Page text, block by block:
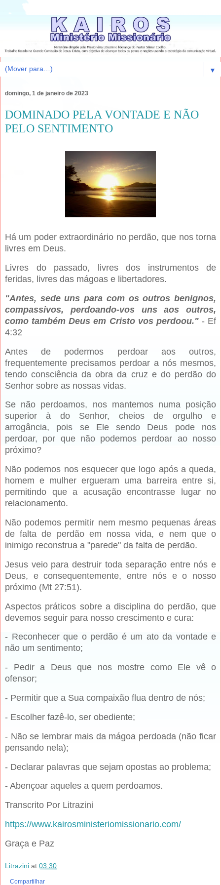
▼
domingo, 1 de janeiro de 2023
DOMINADO PELA VONTADE E NÃO
PELO SENTIMENTO
Há um poder extraordinário no perdão, que nos torna
livres em Deus.
Livres do passado, livres dos instrumentos de
feridas, livres das mágoas e libertadores.
"Antes, sede uns para com os outros benignos,
compassivos, perdoando-vos uns aos outros,
como também Deus em Cristo vos perdoou."- Ef
4:32
Antes de podermos perdoar aos outros,
frequentemente precisamos perdoar a nós mesmos,
tendo consciência da obra da cruz e do perdão do
Senhor sobre as nossas vidas.
Se não perdoamos, nos mantemos numa posição
superior à do Senhor, cheios de orgulho e
arrogância, pois se Ele sendo Deus pode nos
perdoar, por que não podemos perdoar ao nosso
próximo?
Não podemos nos esquecer que logo após a queda,
homem e mulher ergueram uma barreira entre si,
permitindo que a acusação encontrasse lugar no
relacionamento.
Não podemos permitir nem mesmo pequenas áreas
de falta de perdão em nossa vida, e nem que o
inimigo reconstrua a "parede" da falta de perdão.
Jesus veio para destruir toda separação entre nós e
Deus, e consequentemente, entre nós e o nosso
próximo (Mt 27:51).
Aspectos práticos sobre a disciplina do perdão, que
devemos seguir para nosso crescimento e cura:
- Reconhecer que o perdão é um ato da vontade e
não um sentimento;
- Pedir a Deus que nos mostre como Ele vê o
ofensor;
- Permitir que a Sua compaixão flua dentro de nós;
- Escolher fazê-lo, ser obediente;
- Não se lembrar mais da mágoa perdoada (não ficar
pensando nela);
- Declarar palavras que sejam opostas ao problema;
- Abençoar aqueles a quem perdoamos.
Transcrito Por Litrazini
https://www.kairosministeriomissionario.com/
Graça e Paz
Litrazini at 03:30
Compartilhar